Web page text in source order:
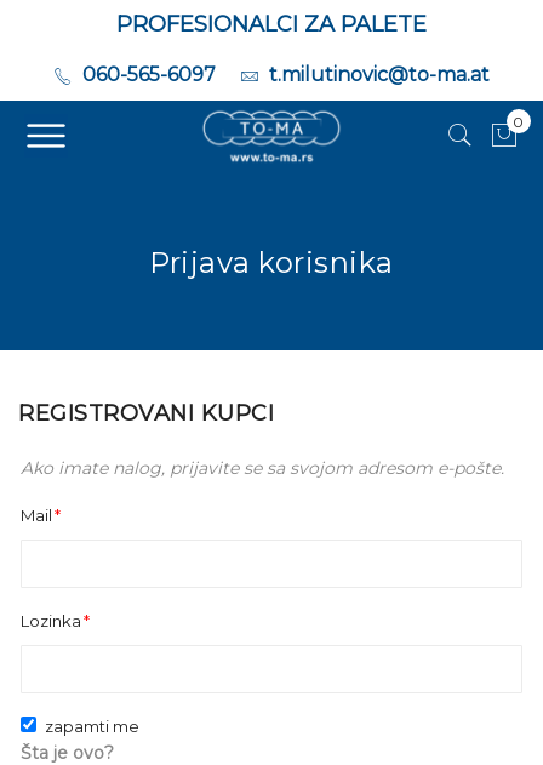
PROFESIONALCI ZA PALETE
060-565-6097 t.milutinovic@to-ma.at
0
Prijava korisnika
REGISTROVANI KUPCI
Ako imate nalog, prijavite se sa svojom adresom e-pošte.
Mail
Lozinka
zapamti me
Šta je ovo?